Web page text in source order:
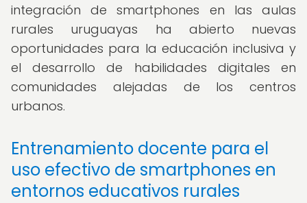
integración de smartphones en las aulas
rurales uruguayas ha abierto nuevas
oportunidades para la educación inclusiva y
el desarrollo de habilidades digitales en
comunidades alejadas de los centros
urbanos.
Entrenamiento docente para el
uso efectivo de smartphones en
entornos educativos rurales